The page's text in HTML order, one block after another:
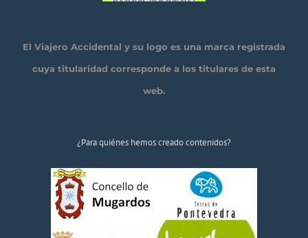
El Viajero Accidental y su logo es una marca registrada
cuya titularidad corresponde a los titulares de esta
web.
¿Para quiénes hemos creado contenidos?